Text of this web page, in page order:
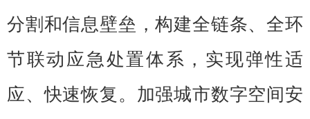
分割和信息壁垒，构建全链条、全环
节联动应急处置体系，实现弹性适
应、快速恢复。加强城市数字空间安